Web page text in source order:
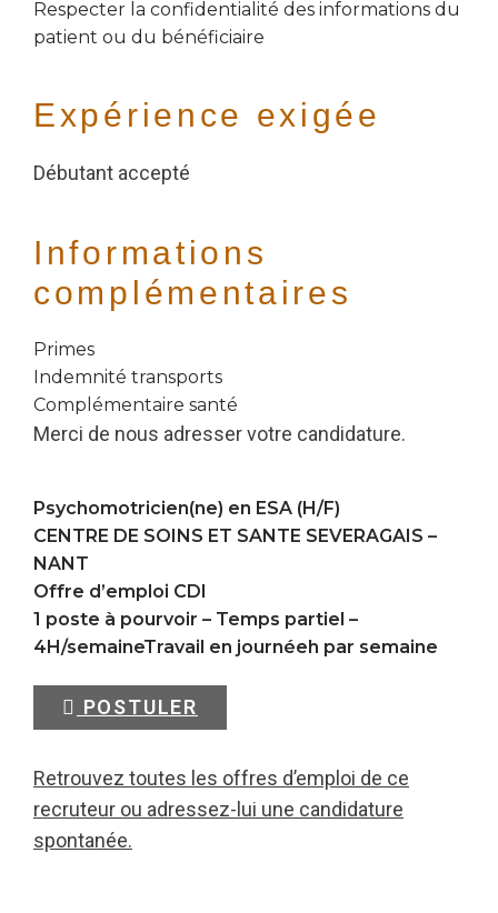
Respecter la confidentialité des informations du
patient ou du bénéficiaire
Expérience exigée
Débutant accepté
Informations
complémentaires
Primes
Indemnité transports
Complémentaire santé
Merci de nous adresser votre candidature.
Psychomotricien(ne) en ESA (H/F)
CENTRE DE SOINS ET SANTE SEVERAGAIS –
NANT
Offre d’emploi CDI
1 poste à pourvoir – Temps partiel –
4H/semaineTravail en journéeh par semaine
POSTULER
Retrouvez toutes les offres d’emploi de ce
recruteur ou adressez-lui une candidature
spontanée.